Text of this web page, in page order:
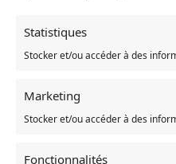
Statistiques
Stocker et/ou accéder à des
Marketing
Stocker et/ou accéder à des
Fonctionnalités
Produits similaires